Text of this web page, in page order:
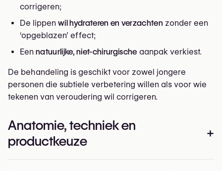
corrigeren;
De lippen wil hydrateren en verzachten zonder een
‘opgeblazen’ effect;
Een natuurlijke, niet-chirurgische aanpak verkiest.
De behandeling is geschikt voor zowel jongere
personen die subtiele verbetering willen als voor wie
tekenen van veroudering wil corrigeren.
Anatomie, techniek en
productkeuze
+